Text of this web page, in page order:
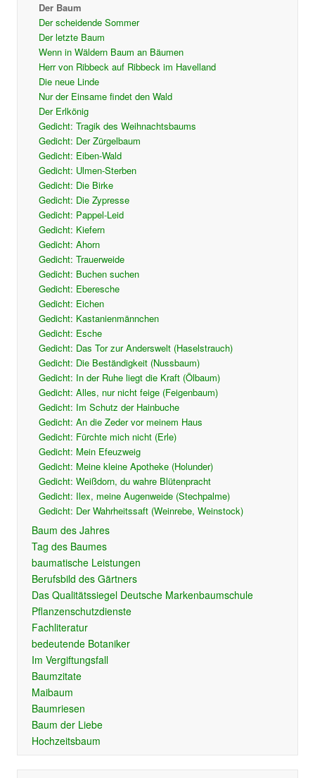
Der Baum
Der scheidende Sommer
Der letzte Baum
Wenn in Wäldern Baum an Bäumen
Herr von Ribbeck auf Ribbeck im Havelland
Die neue Linde
Nur der Einsame findet den Wald
Der Erlkönig
Gedicht: Tragik des Weihnachtsbaums
Gedicht: Der Zürgelbaum
Gedicht: Eiben-Wald
Gedicht: Ulmen-Sterben
Gedicht: Die Birke
Gedicht: Die Zypresse
Gedicht: Pappel-Leid
Gedicht: Kiefern
Gedicht: Ahorn
Gedicht: Trauerweide
Gedicht: Buchen suchen
Gedicht: Eberesche
Gedicht: Eichen
Gedicht: Kastanienmännchen
Gedicht: Esche
Gedicht: Das Tor zur Anderswelt (Haselstrauch)
Gedicht: Die Beständigkeit (Nussbaum)
Gedicht: In der Ruhe liegt die Kraft (Ölbaum)
Gedicht: Alles, nur nicht feige (Feigenbaum)
Gedicht: Im Schutz der Hainbuche
Gedicht: An die Zeder vor meinem Haus
Gedicht: Fürchte mich nicht (Erle)
Gedicht: Mein Efeuzweig
Gedicht: Meine kleine Apotheke (Holunder)
Gedicht: Weißdorn, du wahre Blütenpracht
Gedicht: Ilex, meine Augenweide (Stechpalme)
Gedicht: Der Wahrheitssaft (Weinrebe, Weinstock)
Baum des Jahres
Tag des Baumes
baumatische Leistungen
Berufsbild des Gärtners
Das Qualitätssiegel Deutsche Markenbaumschule
Pflanzenschutzdienste
Fachliteratur
bedeutende Botaniker
Im Vergiftungsfall
Baumzitate
Maibaum
Baumriesen
Baum der Liebe
Hochzeitsbaum